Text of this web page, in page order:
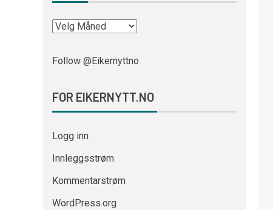
Follow @Eikernyttno
FOR EIKERNYTT.NO
Logg inn
Innleggsstrøm
Kommentarstrøm
WordPress.org